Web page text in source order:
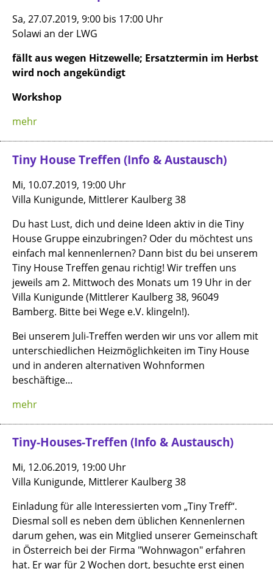
Sa, 27.07.2019, 9:00 bis 17:00 Uhr
Solawi an der LWG
fällt aus wegen Hitzewelle; Ersatztermin im Herbst
wird noch angekündigt
Workshop
mehr
Tiny House Treffen (Info & Austausch)
Mi, 10.07.2019, 19:00 Uhr
Villa Kunigunde, Mittlerer Kaulberg 38
Du hast Lust, dich und deine Ideen aktiv in die Tiny
House Gruppe einzubringen? Oder du möchtest uns
einfach mal kennenlernen? Dann bist du bei unserem
Tiny House Treffen genau richtig! Wir treffen uns
jeweils am 2. Mittwoch des Monats um 19 Uhr in der
Villa Kunigunde (Mittlerer Kaulberg 38, 96049
Bamberg. Bitte bei Wege e.V. klingeln!).
Bei unserem Juli-Treffen werden wir uns vor allem mit
unterschiedlichen Heizmöglichkeiten im Tiny House
und in anderen alternativen Wohnformen
beschäftige...
mehr
Tiny-Houses-Treffen (Info & Austausch)
Mi, 12.06.2019, 19:00 Uhr
Villa Kunigunde, Mittlerer Kaulberg 38
Einladung für alle Interessierten vom „Tiny Treff“.
Diesmal soll es neben dem üblichen Kennenlernen
darum gehen, was ein Mitglied unserer Gemeinschaft
in Österreich bei der Firma "Wohnwagon" erfahren
hat. Er war für 2 Wochen dort, besuchte erst einen